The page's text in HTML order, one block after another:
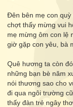
Đên bên mẹ con
chợt thấy mừng vui
mẹ mừng ôm con lệ
giờ gặp con yêu, bà
Quê hương ta còn đó
những bạn bè năm
nói thương sao cho
đi qua ngôi trường cữ
thấy đàn trẻ ngây thơ